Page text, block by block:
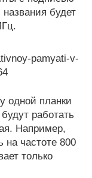
будет
одной планки
работать
Например,
на частоте 800
только